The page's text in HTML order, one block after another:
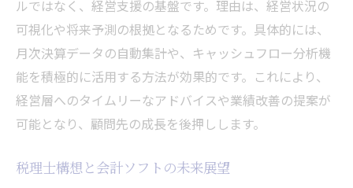
ルではなく、経営支援の基盤です。理由は、経営状況の
可視化や将来予測の根拠となるためです。具体的には、
月次決算データの自動集計や、キャッシュフロー分析機
能を積極的に活用する方法が効果的です。これにより、
経営層へのタイムリーなアドバイスや業績改善の提案が
可能となり、顧問先の成長を後押しします。
税理士構想と会計ソフトの未来展望